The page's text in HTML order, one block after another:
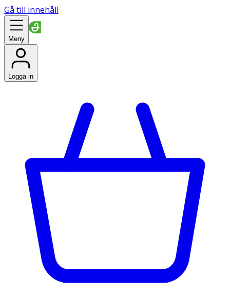
Gå till innehåll
Meny
Logga in